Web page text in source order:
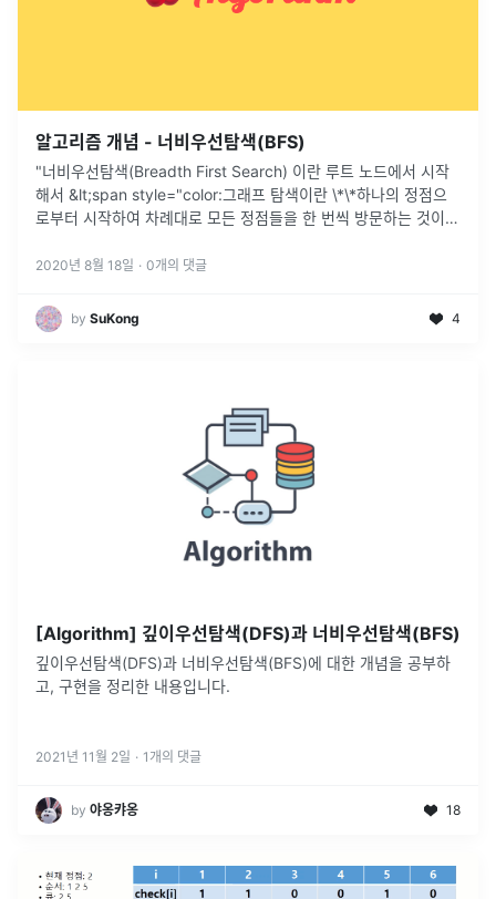
알고리즘 개념 - 너비우선탐색(BFS)
"너비우선탐색(Breadth First Search) 이란 루트 노드에서 시작
해서 &lt;span style="color:그래프 탐색이란 \*\*하나의 정점으
로부터 시작하여 차례대로 모든 정점들을 한 번씩 방문하는 것이
2020년 8월 18일 · 0개의 댓글
by SuKong 4
[Algorithm] 깊이우선탐색(DFS)과 너비우선탐색(BFS)
깊이우선탐색(DFS)과 너비우선탐색(BFS)에 대한 개념을 공부하
고, 구현을 정리한 내용입니다.
2021년 11월 2일 · 1 개의 댓글
by 야옹캬옹 18